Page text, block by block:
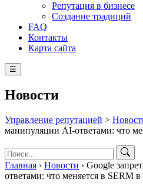
Репутация в бизнесе
Создание традиций
FAQ
Контакты
Карта сайта
☰
Новости
Управление репутацией >
манипуляции AI-ответами: что
Главная › Новости › Google
ответами: что меняется в SERM